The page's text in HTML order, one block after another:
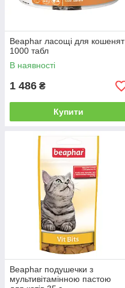
Beaphar ласощі для кошенят
1000 табл
В наявності
1 486 ₴
Купити
Beaphar подушечки з
мультивітамінною пастою